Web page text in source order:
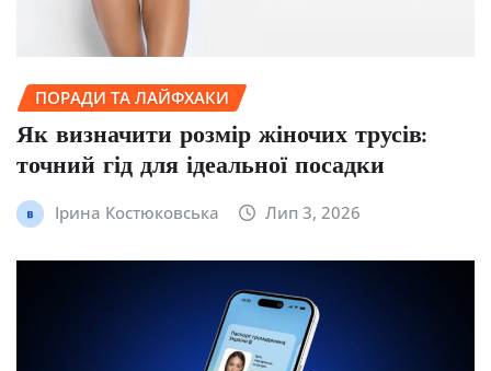
ПОРАДИ ТА ЛАЙФХАКИ
Як визначити розмір жіночих трусів:
точний гід для ідеальної посадки
Ірина Костюковська Лип 3, 2026